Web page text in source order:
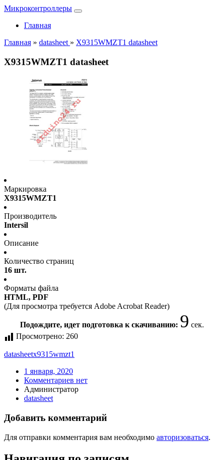
Микроконтроллеры
Главная
Главная » datasheet » X9315WMZT1 datasheet
X9315WMZT1 datasheet
Маркировка
X9315WMZT1
Производитель
Intersil
Описание
Количество страниц
16 шт.
Форматы файла
HTML, PDF
(Для просмотра требуется Adobe Acrobat Reader)
Подождите, идет подготовка к скачиванию: 9 сек.
Просмотрено: 260
datasheetx9315wmzt1
1 января, 2020
Комментариев нет
Администратор
datasheet
Добавить комментарий
Для отправки комментария вам необходимо авторизоваться.